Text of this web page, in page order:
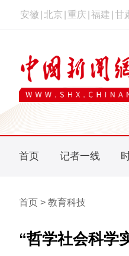
安徽 北京 重庆 福建 甘
首页 记者一线
首页 > 教育科技
“哲学社会科学